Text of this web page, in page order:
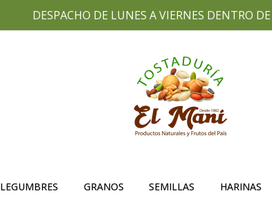
DESPACHO DE LUNES A VIERNES DENTRO
LEGUMBRES GRANOS SEMILLAS HARINAS